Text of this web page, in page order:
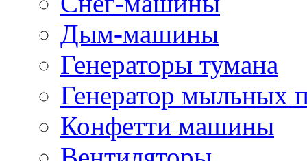
Дым-машины
Генераторы тумана
Генератор мыльных
Конфетти машины